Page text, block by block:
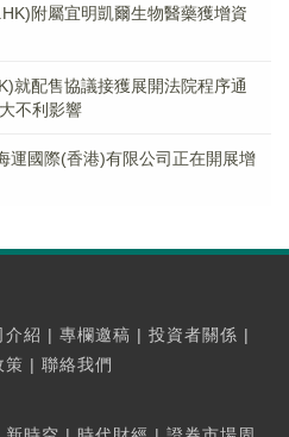
附屬宜明凱爾生物醫藥獲增資
就配售協議接獲展開法院程序通
不利影響
運國際(香港)有限公司正在開展增
介紹 | 專欄邀稿 | 投資者關係 |
策 | 聯絡我們